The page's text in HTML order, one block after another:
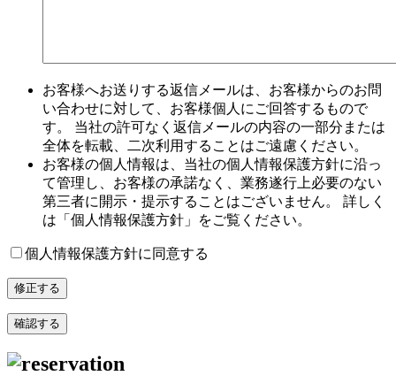
お客様へお送りする返信メールは、お客様からのお問
い合わせに対して、お客様個人にご回答するもので
す。 当社の許可なく返信メールの内容の一部分または
全体を転載、二次利用することはご遠慮ください。
お客様の個人情報は、当社の個人情報保護方針に沿っ
て管理し、お客様の承諾なく、業務遂行上必要のない
第三者に開示・提示することはございません。 詳しく
は「個人情報保護方針」をご覧ください。
個人情報保護方針に同意する